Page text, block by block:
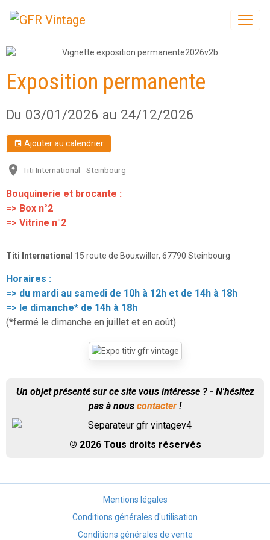
Exposition permanente
Du 03/01/2026 au 24/12/2026
Ajouter au calendrier
Titi International - Steinbourg
Bouquinerie et brocante :
=> Box n°2
=> Vitrine n°2
Titi International 15 route de Bouxwiller, 67790 Steinbourg
Horaires :
=> du mardi au samedi de 10h à 12h et de 14h à 18h
=> le dimanche* de 14h à 18h
(*fermé le dimanche en juillet et en août)
Un objet présenté sur ce site vous intéresse ? - N'hésitez
pas à nous contacter !
© 2026 Tous droits réservés
Mentions légales
Conditions générales d'utilisation
Conditions générales de vente